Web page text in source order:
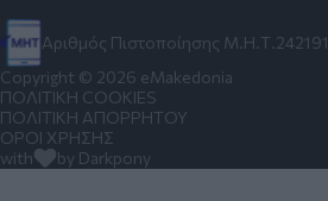
Αριθμός Πιστοποίησης Μ.Η.Τ.242191
Copyright © 2026 eMakedonia
ΠΟΛΙΤΙΚΗ COOKIES
ΠΟΛΙΤΙΚΗ ΑΠΟΡΡΗΤΟΥ
ΟΡΟΙ ΧΡΗΣΗΣ
with
by Darkpony